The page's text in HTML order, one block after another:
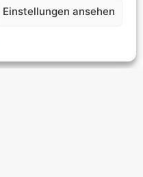
Einstellungen ansehen